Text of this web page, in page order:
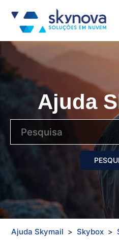
Ajuda
Ajuda Skymail Skybox